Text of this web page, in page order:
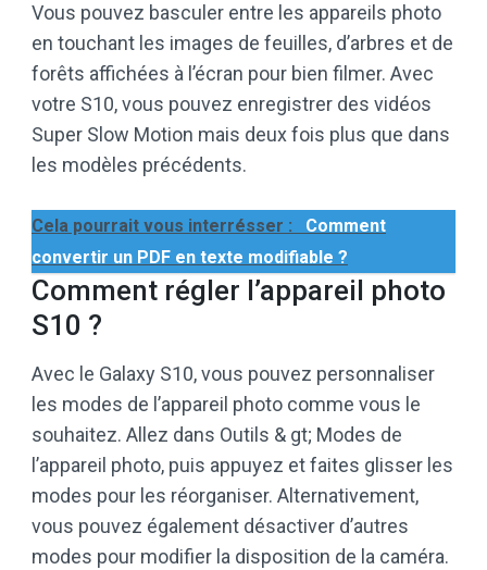
Vous pouvez basculer entre les appareils photo
en touchant les images de feuilles, d’arbres et de
forêts affichées à l’écran pour bien filmer. Avec
votre S10, vous pouvez enregistrer des vidéos
Super Slow Motion mais deux fois plus que dans
les modèles précédents.
Cela pourrait vous interrésser :
Comment
convertir un PDF en texte modifiable ?
Comment régler l’appareil photo
S10 ?
Avec le Galaxy S10, vous pouvez personnaliser
les modes de l’appareil photo comme vous le
souhaitez. Allez dans Outils & gt; Modes de
l’appareil photo, puis appuyez et faites glisser les
modes pour les réorganiser. Alternativement,
vous pouvez également désactiver d’autres
modes pour modifier la disposition de la caméra.